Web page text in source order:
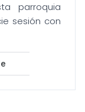
parroquia
sesión con